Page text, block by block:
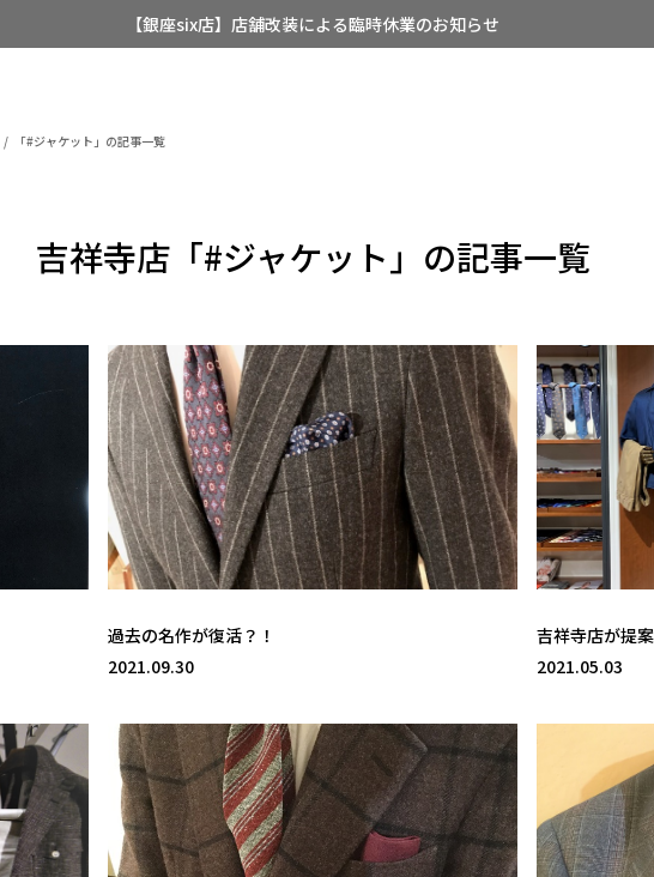
【銀座six店】店舗改装による臨時休業のお知らせ
「#ジャケット」の記事一覧
吉祥寺店「#ジャケット」の記事一覧
過去の名作が復活？！
2021.09.30
吉祥寺店が提
2021.05.03